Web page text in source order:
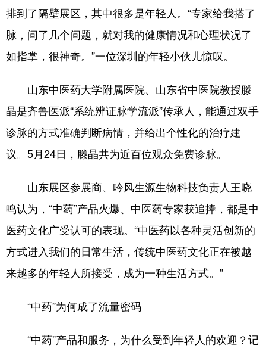
排到了隔壁展区，其中很多是年轻人。“专家给我搭了
脉，问了几个问题，就对我的健康情况和心理状况了
如指掌，很神奇。”一位深圳的年轻小伙儿惊叹。
山东中医药大学附属医院、山东省中医院教授滕
晶是齐鲁医派“系统辨证脉学流派”传承人，能通过双手
诊脉的方式准确判断病情，并给出个性化的治疗建
议。5月24日，滕晶共为近百位观众免费诊脉。
山东展区参展商、吟风生源生物科技负责人王晓
鸣认为，“中药”产品火爆、中医药专家获追捧，都是中
医药文化广受认可的表现。“中医药以各种灵活创新的
方式进入我们的日常生活，传统中医药文化正在被越
来越多的年轻人所接受，成为一种生活方式。”
“中药”为何成了流量密码
“中药”产品和服务，为什么受到年轻人的欢迎？记